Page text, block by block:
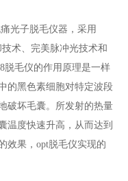
光子脱毛仪器，采用
术、完美脉冲光技术和
脱毛仪的作用原理是一样
的黑色素细胞对特定波段
破坏毛囊。所发射的热量
温度快速升高，从而达到
效果，opt脱毛仪实现的